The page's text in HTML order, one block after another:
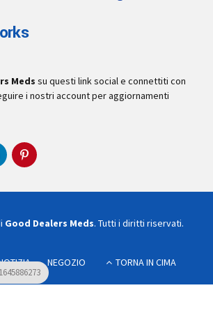
Meds su questi link social e connettiti con
i nostri account per aggiornamenti
Good Dealers Meds. Tutti i diritti riservati.
NEGOZIO TORNA IN CIMA